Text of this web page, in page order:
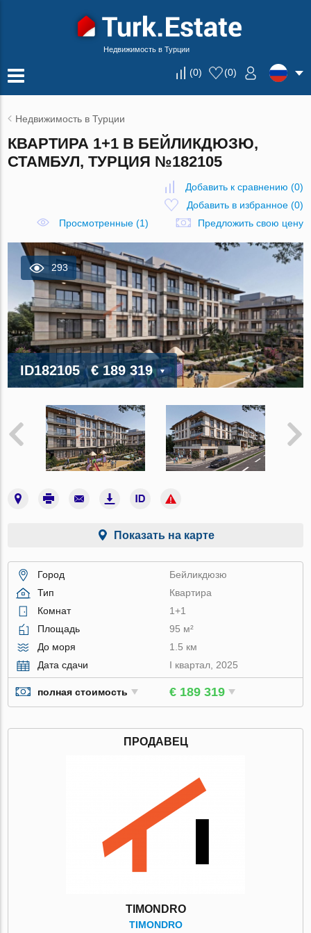
Недвижимость в Турции
(0) (0)
Недвижимость в Турции
КВАРТИРА 1+1 В БЕЙЛИКДЮЗЮ,
СТАМБУЛ, ТУРЦИЯ №182105
Добавить к сравнению (0)
Добавить в избранное(0)
Просмотренные (1)
Предложить свою цену
293
ID182105 € 189 319
Показать на карте
Город
Бейликдюзю
Тип
Квартира
Комнат
1+1
Площадь
95 м²
До моря
1.5 км
Дата сдачи
I квартал, 2025
полная стоимость € 189 319
ПРОДАВЕЦ
TIMONDRO
TIMONDRO